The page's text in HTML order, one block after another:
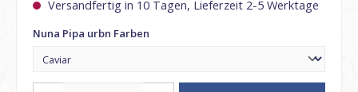
Versandfertig in 10 Tagen, Lieferzeit 2-5 Werktage
Nuna Pipa urbn Farben